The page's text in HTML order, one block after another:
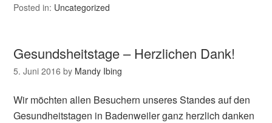
Posted in: Uncategorized
Gesundsheitstage – Herzlichen Dank!
5. Juni 2016 by Mandy Ibing
Wir möchten allen Besuchern unseres Standes auf den
Gesundheitstagen in Badenweiler ganz herzlich danken